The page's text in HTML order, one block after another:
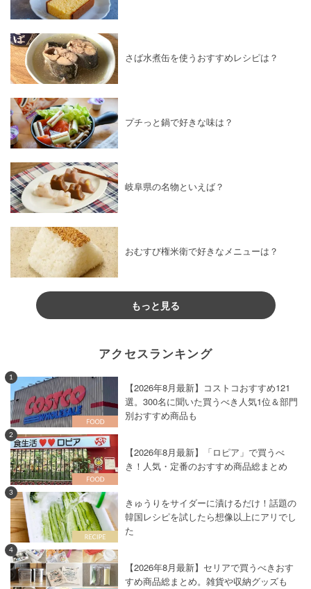
さば水煮缶を使うおすすめレシピは？
プチっと鍋で好きな味は？
岐阜県の名物といえば？
おむすび権米衛で好きなメニューは？
もっと見る
アクセスランキング
1
【2026年8月最新】コストコおすすめ121
選。300名に聞いた買うべき人気1位＆部門
別おすすめ商品も
2
【2026年8月最新】「ロピア」で買うべ
き！人気・定番のおすすめ商品総まとめ
3
きゅうりをサイダーに漬けるだけ！話題の
韓国レシピを試したら想像以上にアリでし
た
4
【2026年8月最新】セリアで買うべきおす
すめ商品総まとめ。雑貨や収納グッズも